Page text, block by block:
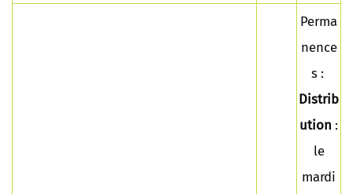
Perma
nence
s :
Distrib
ution :
le
mardi